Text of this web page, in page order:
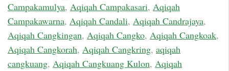
Campakamulya, Aqiqah Campakasari, Aqiqah
Campakawarna, Aqiqah Candali, Aqiqah Candrajaya,
Aqiqah Cangkingan, Aqiqah Cangko, Aqiqah Cangkoak,
Aqiqah Cangkorah, Aqiqah Cangkring, aqiqah
cangkuang, Aqiqah Cangkuang Kulon, Aqiqah